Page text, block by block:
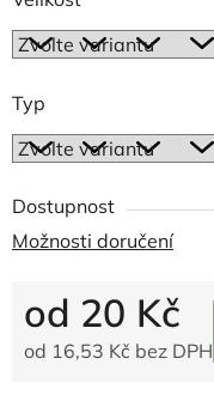
Typ
Dostupnost
Možnosti doručení
od 20 Kč
od 16,53 Kč bez DPH